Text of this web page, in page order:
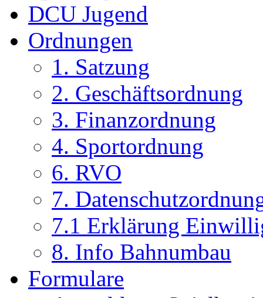
DCU Jugend
Ordnungen
1. Satzung
2. Geschäftsordnung
3. Finanzordnung
4. Sportordnung
6. RVO
7.
7.1 Erklärung
8. Info Bahnumbau
Formulare